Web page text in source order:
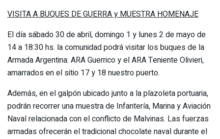
VISITA A BUQUES DE GUERRA y MUESTRA HOMENAJE
El día sábado 30 de abril, domingo 1 y lunes 2 de mayo de
14 a 18:30 hs. la comunidad podrá visitar los buques de la
Armada Argentina: ARA Guerrico y el ARA Teniente Olivieri,
amarrados en el sitio 17 y 18 nuestro puerto.
Además, en el galpón ubicado junto a la plazoleta portuaria,
podrán recorrer una muestra de Infantería, Marina y Aviación
Naval relacionada con el conflicto de Malvinas. Las fuerzas
armadas ofrecerán el tradicional chocolate naval durante el